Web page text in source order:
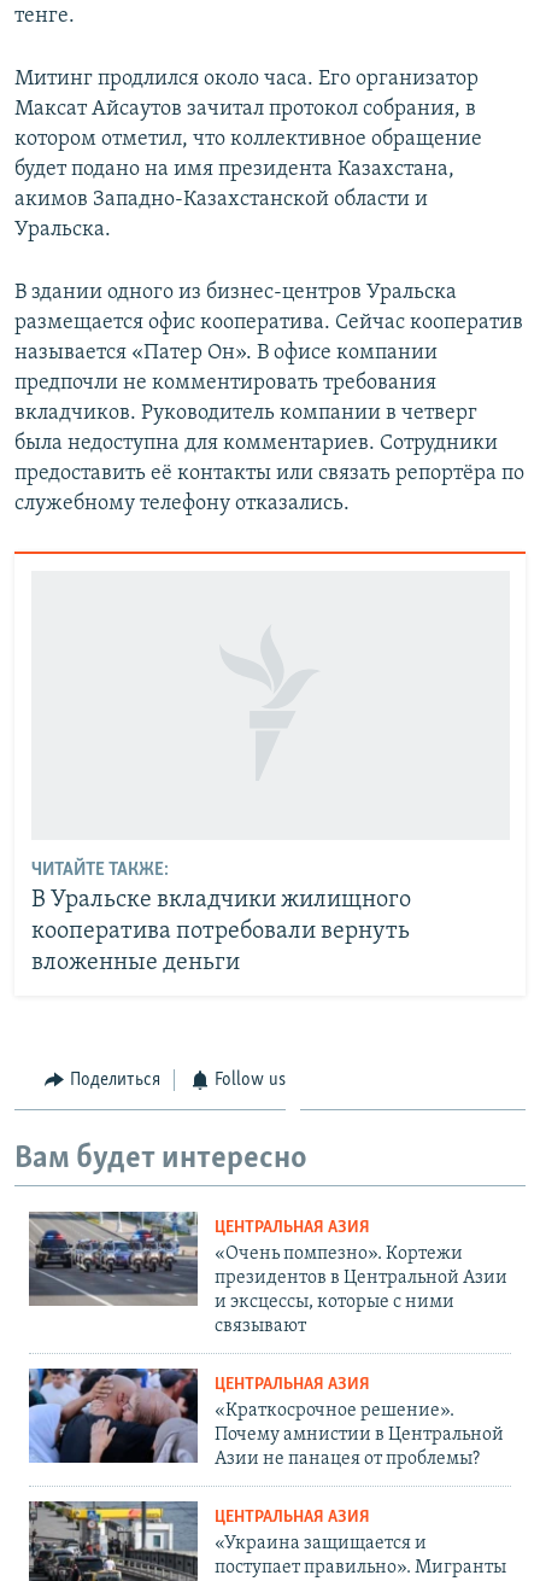
тенге.
Митинг продлился около часа. Его организатор
Максат Айсаутов зачитал протокол собрания, в
котором отметил, что коллективное обращение
будет подано на имя президента Казахстана,
акимов Западно-Казахстанской области и
Уральска.
В здании одного из бизнес-центров Уральска
размещается офис кооператива. Сейчас кооператив
называется «Патер Он». В офисе компании
предпочли не комментировать требования
вкладчиков. Руководитель компании в четверг
была недоступна для комментариев. Сотрудники
предоставить её контакты или связать репортёра по
служебному телефону отказались.
ЧИТАЙТЕ ТАКЖЕ:
В Уральске вкладчики жилищного
кооператива потребовали вернуть
вложенные деньги
Поделиться Follow us
Вам будет интересно
ЦЕНТРАЛЬНАЯ АЗИЯ
«Очень помпезно». Кортежи
президентов в Центральной Азии
и эксцессы, которые с ними
связывают
ЦЕНТРАЛЬНАЯ АЗИЯ
«Краткосрочное решение».
Почему амнистии в Центральной
Азии не панацея от проблемы?
ЦЕНТРАЛЬНАЯ АЗИЯ
«Украина защищается и
поступает правильно». Мигранты